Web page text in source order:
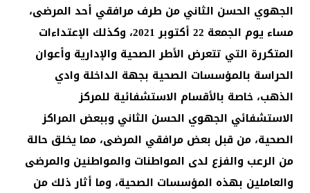
الجهوي الحسن الثاني من طرف مرافقي أحد المرضى،
مساء يوم الجمعة 22 أكتوبر 2021، وكذلك الإعتداءات
المتكررة التي تتعرض الأطر الصحية والإدارية وأعوان
الحراسة بالمؤسسات الصحية بجهة الداخلة وادي
الذهب، خاصة بالأقسام الاستشفائية للمركز
الاستشفائي الجهوي الحسن الثاني وببعض المراكز
الصحية، من قبل بعض مرافقي المرضى، مما يخلق حالة
من الرعب والفزع لدى المواطنات والمواطنين والمرضى
والعاملين بهذه المؤسسات الصحية، وما أثار ذلك من